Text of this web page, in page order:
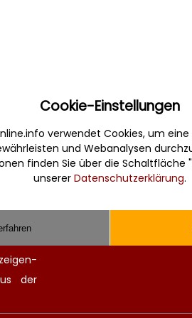
und
Alle
für
der
Sonstiges
Werbung
Musterverträge und Vorlagen
Cookie-Einstellungen
verwendet Cookies, um
und Webanalysen
finden Sie über die Schaltfläche
unserer Datenschutzerklärung.